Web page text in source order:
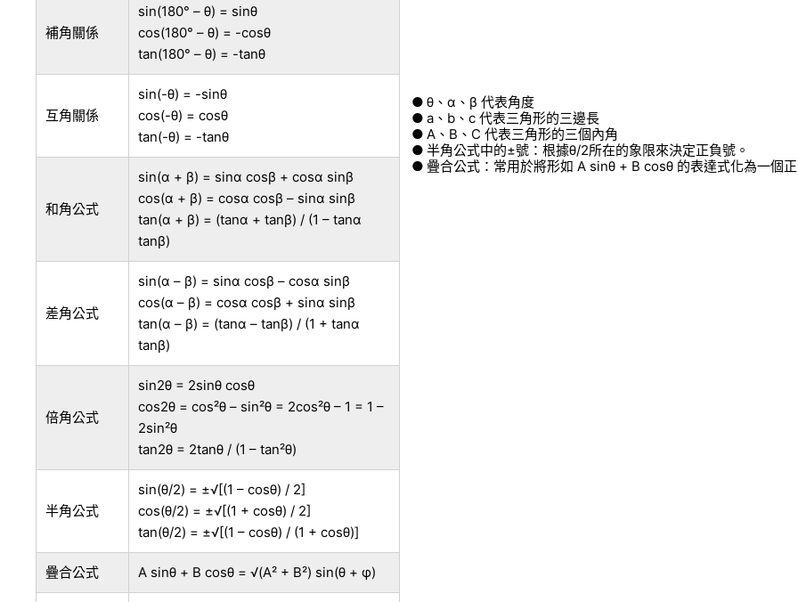
θ、α、β 代表角度
a、b、c 代表三角形的三邊長
A、B、C 代表三角形的三個內角
半角公式中的±號：根據θ/2所在的象限來決定正負號。
疊合公式：常用於將形如 A sinθ + B cosθ 的表達式化為一個
補角關係
sin(180° – θ) = sinθ
cos(180° – θ) = -cosθ
tan(180° – θ) = -tanθ
互角關係
sin(-θ) = -sinθ
cos(-θ) = cosθ
tan(-θ) = -tanθ
和角公式
sin(α + β) = sinα cosβ + cosα sinβ
cos(α + β) = cosα cosβ – sinα sinβ
tan(α + β) = (tanα + tanβ) / (1 – tanα
tanβ)
差角公式
sin(α – β) = sinα cosβ – cosα sinβ
cos(α – β) = cosα cosβ + sinα sinβ
tan(α – β) = (tanα – tanβ) / (1 + tanα
tanβ)
倍角公式
sin2θ = 2sinθ cosθ
cos2θ = cos²θ – sin²θ = 2cos²θ – 1 = 1 –
2sin²θ
tan2θ = 2tanθ / (1 – tan²θ)
半角公式
sin(θ/2) = ±√[(1 – cosθ) / 2]
cos(θ/2) = ±√[(1 + cosθ) / 2]
tan(θ/2) = ±√[(1 – cosθ) / (1 + cosθ)]
疊合公式 A sinθ + B cosθ = √(A² + B²) sin(θ + φ)